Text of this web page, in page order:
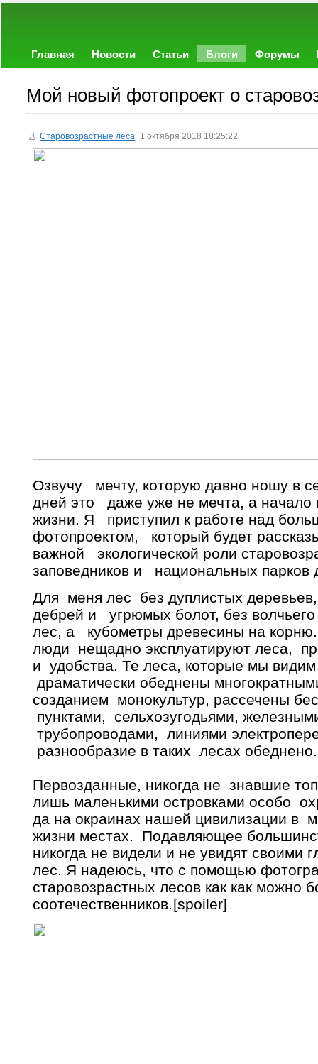
Главная Новости Статьи Блоги Форумы
Мой новый фотопроект о
Старовозрастные леса 1 октября 2018 18:25:22
Озвучу мечту, которую давно ношу в
дней это даже уже не мечта, а начало
жизни. Я приступил к работе над
фотопроектом, который будет
важной экологической роли
заповедников и национальных парков
Для меня лес без дуплистых
дебрей и угрюмых болот, без
лес, а кубометры древесины на
люди нещадно эксплуатируют леса,
и удобства. Те леса, которые мы
драматически обеднены
созданием монокультур, рассечены
пунктами, сельхозугодьями,
трубопроводами, линиями
разнообразие в таких лесах обеднено.
Первозданные, никогда не знавшие
лишь маленькими островками особо
да на окраинах нашей цивилизации в
жизни местах. Подавляющее
никогда не видели и не увидят
лес. Я надеюсь, что с помощью
старовозрастных лесов как как можно
соотечественников.[spoiler]